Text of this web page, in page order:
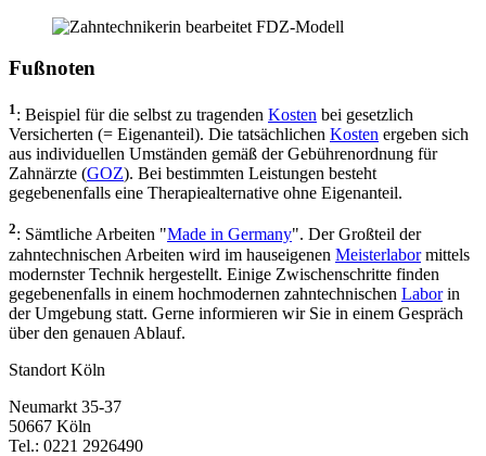
Fußnoten
1: Beispiel für die selbst zu tragenden Kosten bei gesetzlich
Versicherten (= Eigenanteil). Die tatsächlichen Kosten ergeben sich
aus individuellen Umständen gemäß der Gebührenordnung für
Zahnärzte (GOZ). Bei bestimmten Leistungen besteht
gegebenenfalls eine Therapiealternative ohne Eigenanteil.
2: Sämtliche Arbeiten "Made in Germany". Der Großteil der
zahntechnischen Arbeiten wird im hauseigenen Meisterlabormittels
modernster Technik hergestellt. Einige Zwischenschritte finden
gegebenenfalls in einem hochmodernen zahntechnischen Laborin
der Umgebung statt. Gerne informieren wir Sie in einem Gespräch
über den genauen Ablauf.
Standort Köln
Neumarkt 35-37
50667 Köln
Tel.: 0221 2926490